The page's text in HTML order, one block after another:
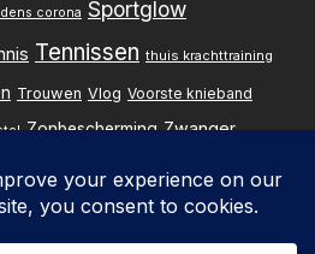
corona Sportglow
Tennissen thuis krachttraining
Trouwen Vlog Voorste knieband
Zonbescherming Zwanger